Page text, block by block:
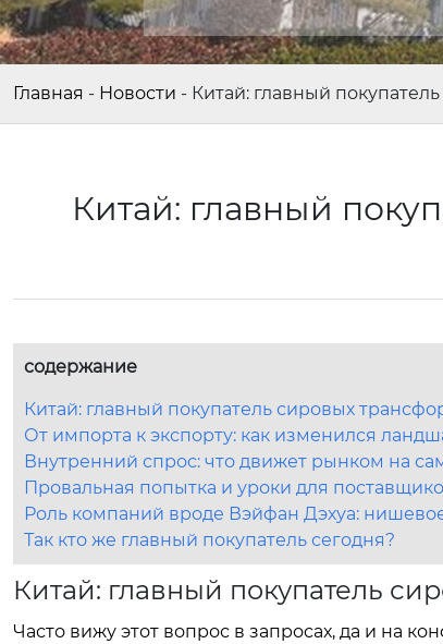
Главная - Новости - Китай: главный
Китай: главный
содержание
Китай: главный покупатель сировых
От импорта к экспорту: как изменился
Внутренний спрос: что движет рынком на
Провальная попытка и уроки для
Роль компаний вроде Вэйфан Дэхуа:
Так кто же главный покупатель сегодня?
Китай: главный покупатель
Часто вижу этот вопрос в запросах, да и на